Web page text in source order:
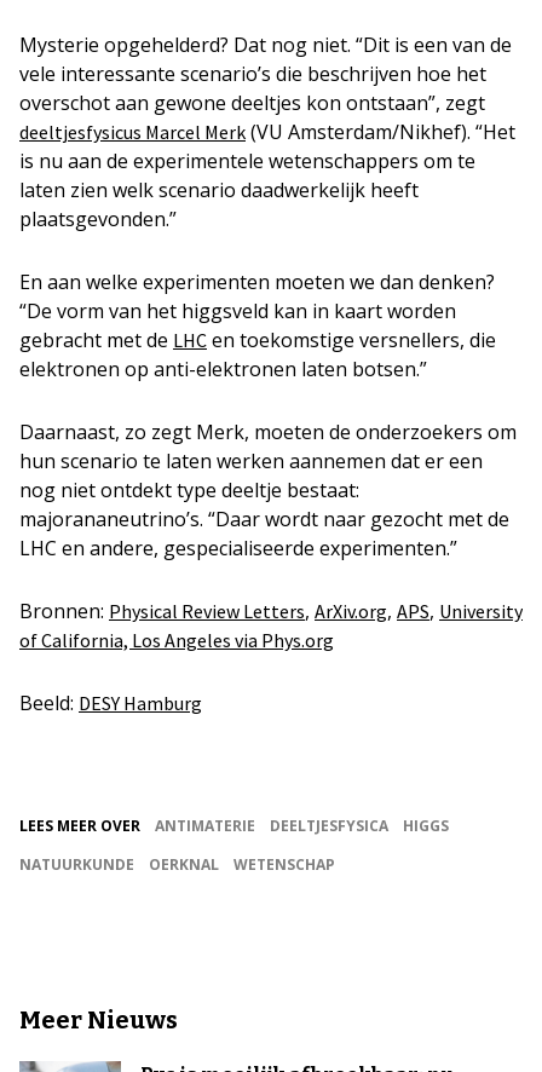
Mysterie opgehelderd? Dat nog niet. “Dit is een van de
vele interessante scenario’s die beschrijven hoe het
overschot aan gewone deeltjes kon ontstaan”, zegt
deeltjesfysicus Marcel Merk (VU Amsterdam/Nikhef). “Het
is nu aan de experimentele wetenschappers om te
laten zien welk scenario daadwerkelijk heeft
plaatsgevonden.”
En aan welke experimenten moeten we dan denken?
“De vorm van het higgsveld kan in kaart worden
gebracht met de LHC en toekomstige versnellers, die
elektronen op anti-elektronen laten botsen.”
Daarnaast, zo zegt Merk, moeten de onderzoekers om
hun scenario te laten werken aannemen dat er een
nog niet ontdekt type deeltje bestaat:
majorananeutrino’s. “Daar wordt naar gezocht met de
LHC en andere, gespecialiseerde experimenten.”
Bronnen: Physical Review Letters, ArXiv.org, APS, University
of California, Los Angeles via Phys.org
Beeld: DESY Hamburg
LEES MEER OVER ANTIMATERIE DEELTJESFYSICA
HIGGS
NATUURKUNDE
OERKNAL WETENSCHAP
Meer Nieuws